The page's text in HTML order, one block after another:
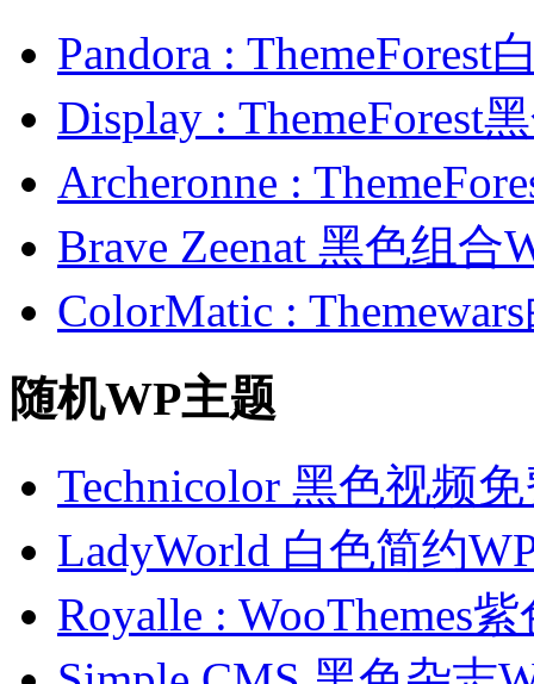
Pandora : ThemeForest
Display : ThemeForest
Archeronne :
Brave Zeenat 黑色组合
ColorMatic :
随机WP主题
Technicolor 黑色视频
LadyWorld 白色简约
Royalle : WooThemes